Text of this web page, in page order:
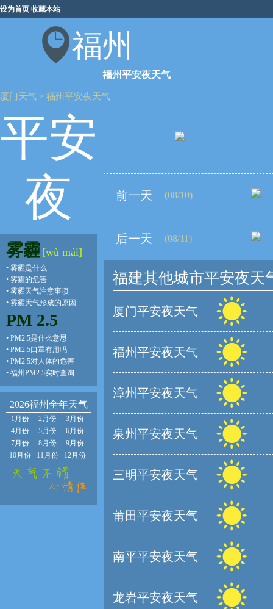
设为首页 收藏本站
福州
福州平安夜天气
厦门天气 > 福州平安夜天气
平安
夜
雾霾 [wù mái]
• 雾霾是什么
• 雾霾的危害
• 雾霾天气注意事项
• 雾霾天气形成的原因
PM 2.5
• PM2.5是什么意思
• PM2.5口罩有用吗
• PM2.5对人体的危害
• 福州PM2.5实时查询
2026福州全年天气
1月份 2月份
3月份
4月份
5月份
6月份
7月份
8月份
9月份
10月份
11月份 12月份
前一天 (08/10)
后一天 (08/11)
福建其他城市平安夜天
厦门平安夜天气
福州平安夜天气
漳州平安夜天气
泉州平安夜天气
三明平安夜天气
莆田平安夜天气
南平平安夜天气
龙岩平安夜天气